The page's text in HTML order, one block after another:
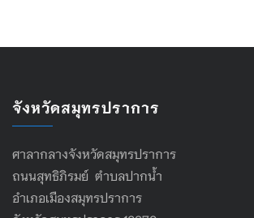
จังหวัดสมุทรปราการ
ศาลากลางจังหวัดสมุทรปราการ
ถนนสุทธิภิรมย์ ตำบลปากน้ำ
อำเภอเมืองสมุทรปราการ